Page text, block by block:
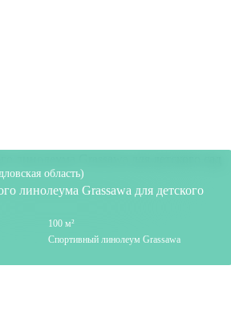
область)
линолеума Grassawa для детского
100 м²
Спортивный линолеум Grassawa